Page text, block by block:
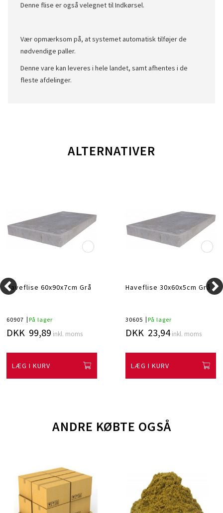
Denne flise er også velegnet til Indkørsel.
Vær opmærksom på, at systemet automatisk tilføjer de
nødvendige paller.
Denne vare kan leveres i hele landet, samt afhentes i de
fleste afdelinger.
ALTERNATIVER
Haveflise 60x90x7cm Grå
60907 På lager
DKK 99,89 inkl. moms
LÆG I KURV
Haveflise 30x60x5cm Grå
30605 På lager
DKK 23,94 inkl. moms
LÆG I KURV
ANDRE KØBTE OGSÅ